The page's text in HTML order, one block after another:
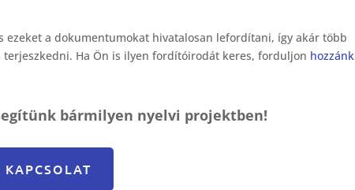
ezeket a dokumentumokat hivatalosan lefordítani, így akár több
Ha Ön is ilyen fordítóirodát keres, forduljon hozzánk
bármilyen nyelvi projektben!
KAPCSOLAT